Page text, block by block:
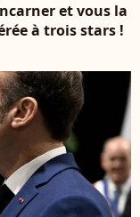
et vous la
à trois stars !